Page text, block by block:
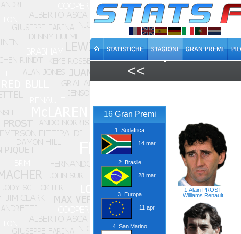
<<
16Gran Premi
1. Sudafrica
14 mar
2. Brasile
28 mar
3. Europa
11 apr
4. San Marino
1.Alain PROST
Williams Renault